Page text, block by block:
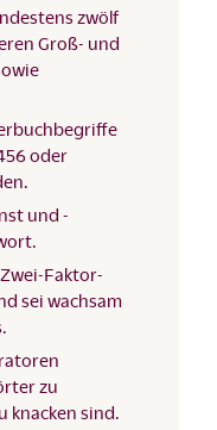
zwölf
Groß- und
oder
und -
Faktor-
sei wachsam
zu
knacken sind.